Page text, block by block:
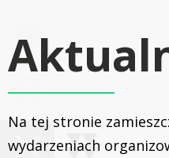
Na tej stronie
wydarzeniach